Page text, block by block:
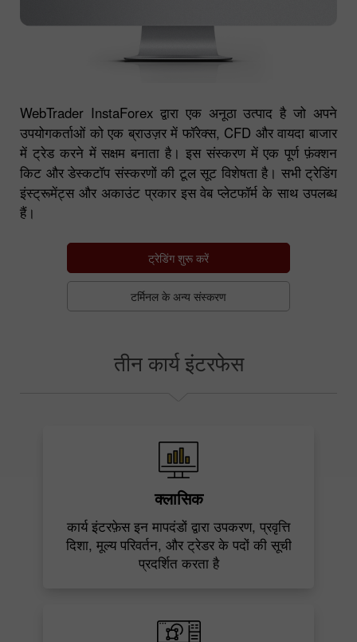
WebTrader InstaForex द्वारा एक अनूठा उत्पाद है जो अपने
उपयोगकर्ताओं को एक ब्राउज़र में फॉरेक्स, CFD और वायदा बाजार
में ट्रेड करने में सक्षम बनाता है। इस संस्करण में एक पूर्ण फ़ंक्शन
किट और डेस्कटॉप संस्करणों की टूल सूट विशेषता है। सभी ट्रेडिंग
इंस्ट्रूमेंट्स और अकाउंट प्रकार इस वेब प्लेटफॉर्म के साथ उपलब्ध
हैं।
ट्रेडिंग शुरू करें
टर्मिनल के अन्य संस्करण
तीन कार्य इंटरफेस
क्लासिक
कार्य इंटरफ़ेस इन मापदंडों द्वारा उपकरण, प्रवृत्ति
दिशा, मूल्य परिवर्तन, और ट्रेडर के पदों की सूची
प्रदर्शित करता है